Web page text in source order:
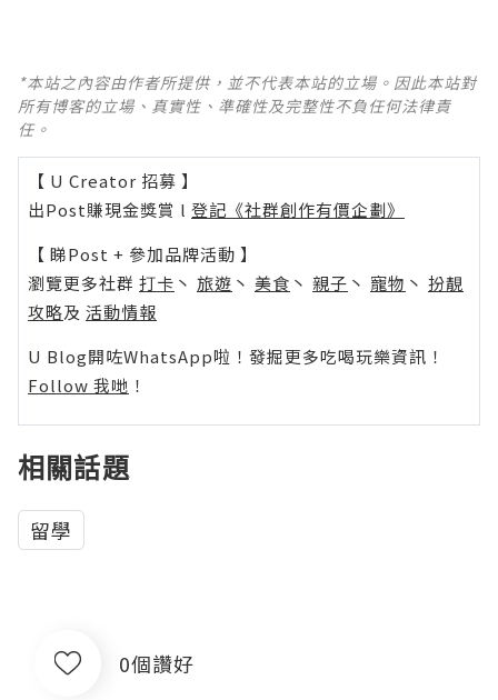
*本站之內容由作者所提供，並不代表本站的立場。因此本站對
所有博客的立場、真實性、準確性及完整性不負任何法律責
任。
【 U Creator 招募 】
出Post賺現金獎賞 l 登記《社群創作有價企劃》
【 睇Post + 參加品牌活動 】
瀏覽更多社群 打卡 丶 旅遊 丶 美食 丶 親子 丶 寵物 丶 扮靚
攻略及 活動情報
U Blog開咗WhatsApp啦！發掘更多吃喝玩樂資訊！
Follow 我哋 ！
相關話題
留學
0個讚好